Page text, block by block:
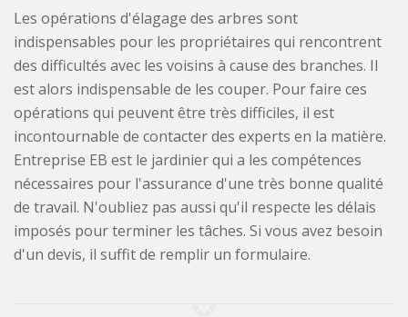
Les opérations d'élagage des arbres sont
indispensables pour les propriétaires qui rencontrent
des difficultés avec les voisins à cause des branches. Il
est alors indispensable de les couper. Pour faire ces
opérations qui peuvent être très difficiles, il est
incontournable de contacter des experts en la matière.
Entreprise EB est le jardinier qui a les compétences
nécessaires pour l'assurance d'une très bonne qualité
de travail. N'oubliez pas aussi qu'il respecte les délais
imposés pour terminer les tâches. Si vous avez besoin
d'un devis, il suffit de remplir un formulaire.